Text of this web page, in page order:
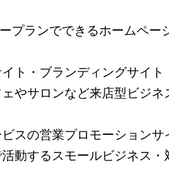
プランでできるホームペー
ト・ブランディングサイト
やサロンなど来店型ビジ
スの営業プロモーションサ
動するスモールビジネス・